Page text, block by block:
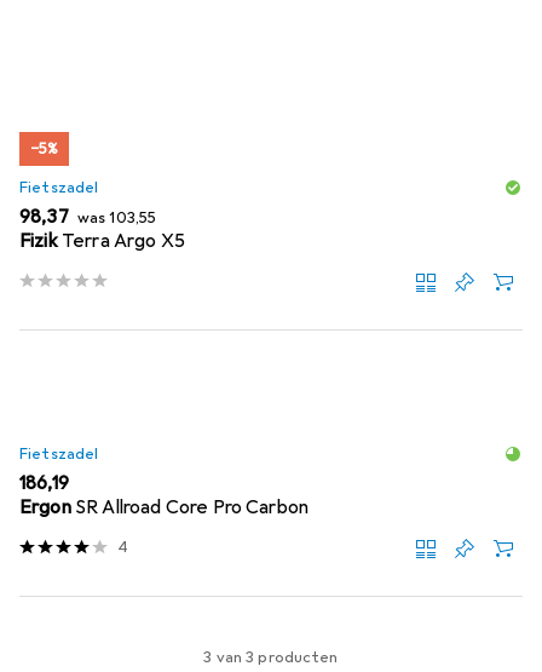
−5%
Fietszadel
EUR
98,37 wasEUR
103,55
Fizik Terra Argo X5
Fietszadel
EUR
186,19
Ergon SR Allroad Core Pro Carbon
4
3 van 3 producten